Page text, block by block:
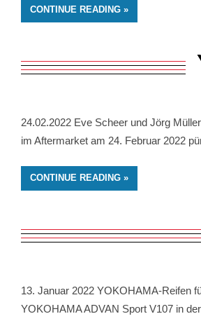
CONTINUE READING
24.02.2022 Eve Scheer und Jörg
im Aftermarket am 24. Februar 2022
CONTINUE READING
13. Januar 2022 YOKOHAMA-Reifen
YOKOHAMA ADVAN Sport V107 in